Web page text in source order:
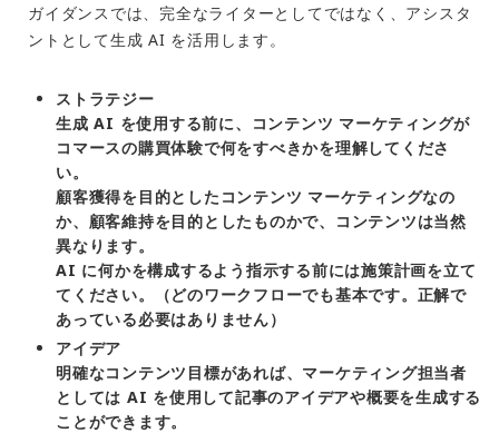
ガイダンスでは、完全なライターとしてではなく、アシスタ
ントとして生成 AI を活用します。
ストラテジー
生成 AI を使用する前に、コンテンツ マーケティングが
コマースの購買体験で何をすべきかを理解してくださ
い。
顧客獲得を目的としたコンテンツ マーケティングなの
か、顧客維持を目的としたものかで、コンテンツは当然
異なります。
AI に何かを構成するよう指示する前には施策計画を立て
てください。（どのワークフローでも基本です。正解で
あっている必要はありません）
アイデア
明確なコンテンツ目標があれば、マーケティング担当者
としては AI を使用して記事のアイデアや概要を生成する
ことができます。